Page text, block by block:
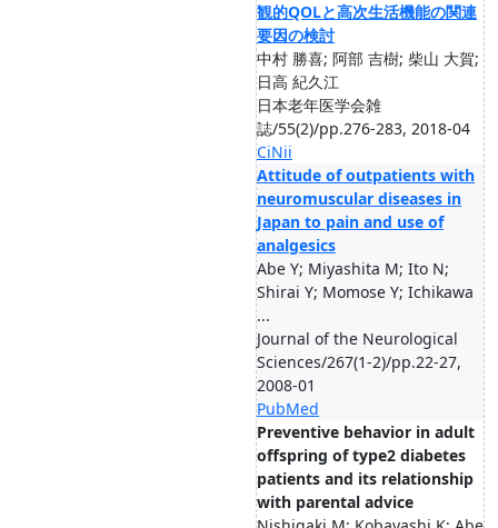
観的QOLと高次生活機能の関連
要因の検討
中村 勝喜; 阿部 吉樹; 柴山 大賀;
日高 紀久江
日本老年医学会雑
誌/55(2)/pp.276-283, 2018-04
CiNii
Attitude of outpatients with
neuromuscular diseases in
Japan to pain and use of
analgesics
Abe Y; Miyashita M; Ito N;
Shirai Y; Momose Y; Ichikawa
...
Journal of the Neurological
Sciences/267(1-2)/pp.22-27,
2008-01
PubMed
Preventive behavior in adult
offspring of type2 diabetes
patients and its relationship
with parental advice